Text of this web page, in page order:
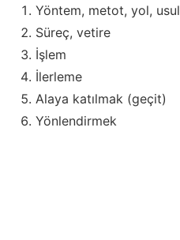
Yöntem, metot, yol, usul
Süreç, vetire
İşlem
İlerleme
Alaya katılmak (geçit)
Yönlendirmek